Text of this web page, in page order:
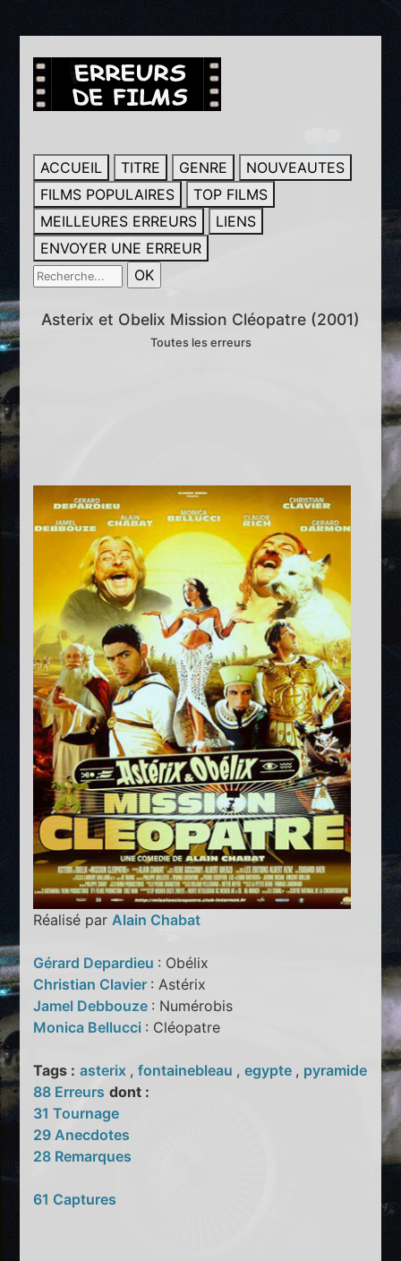
ACCUEIL TITRE GENRE
NOUVEAUTES
FILMS POPULAIRES
TOP FILMS
MEILLEURES ERREURS
LIENS
ENVOYER UNE ERREUR
Asterix et Obelix Mission Cléopatre (2001)
Toutes les erreurs
Réalisé par Alain Chabat
Gérard Depardieu : Obélix
Christian Clavier : Astérix
Jamel Debbouze : Numérobis
Monica Bellucci : Cléopatre
Tags : asterix ,fontainebleau ,egypte , pyramide
88 Erreurs dont :
31 Tournage
29 Anecdotes
28 Remarques
61 Captures